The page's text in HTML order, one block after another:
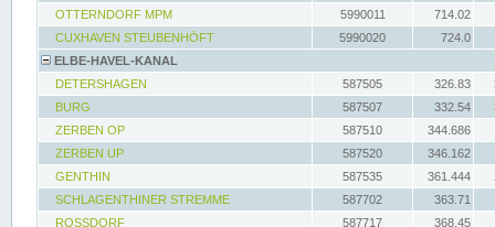
OTTERNDORF MPM
5990011
714.02
CUXHAVEN STEUBENHÖFT
5990020
724.0
ELBE-HAVEL-KANAL
DETERSHAGEN
587505 326.83
BURG
587507 332.54
ZERBEN OP
587510
344.686
ZERBEN UP
587520
346.162
GENTHIN
587535 361.444
SCHLAGENTHINER STREMME
587702
363.71
ROSSDORF
587717 368.45